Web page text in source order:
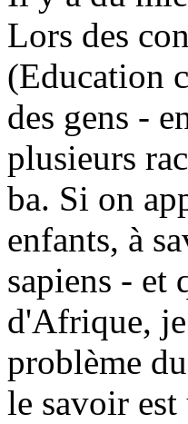
Lors des
(Education
des gens -
plusieurs
ba. Si on
enfants, à
sapiens - et
d'Afrique, je
problème
le savoir